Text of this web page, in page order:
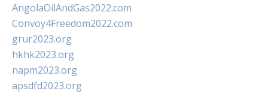
AngolaOilAndGas2022.com
Convoy4Freedom2022.com
grur2023.org
hkhk2023.org
napm2023.org
apsdfd2023.org